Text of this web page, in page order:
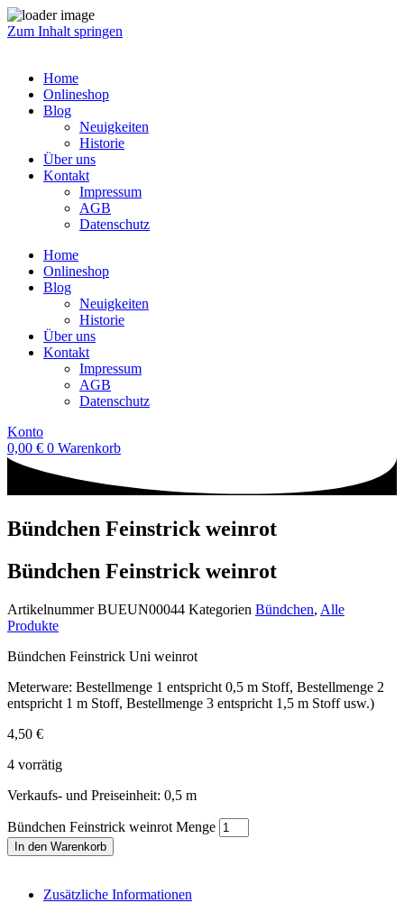
Zum Inhalt springen
Home
Onlineshop
Blog
Neuigkeiten
Historie
Über uns
Kontakt
Impressum
AGB
Datenschutz
Home
Onlineshop
Blog
Neuigkeiten
Historie
Über uns
Kontakt
Impressum
AGB
Datenschutz
Konto
0,00 € 0 Warenkorb
Bündchen Feinstrick weinrot
Bündchen Feinstrick weinrot
ArtikelnummerBUEUN00044 Kategorien Bündchen, Alle
Produkte
Bündchen Feinstrick Uni weinrot
Meterware: Bestellmenge 1 entspricht 0,5 m Stoff, Bestellmenge 2
entspricht 1 m Stoff, Bestellmenge 3 entspricht 1,5 m Stoff usw.)
4,50 €
4 vorrätig
Verkaufs- und Preiseinheit: 0,5 m
Bündchen Feinstrick weinrot Menge
In den Warenkorb
Zusätzliche Informationen